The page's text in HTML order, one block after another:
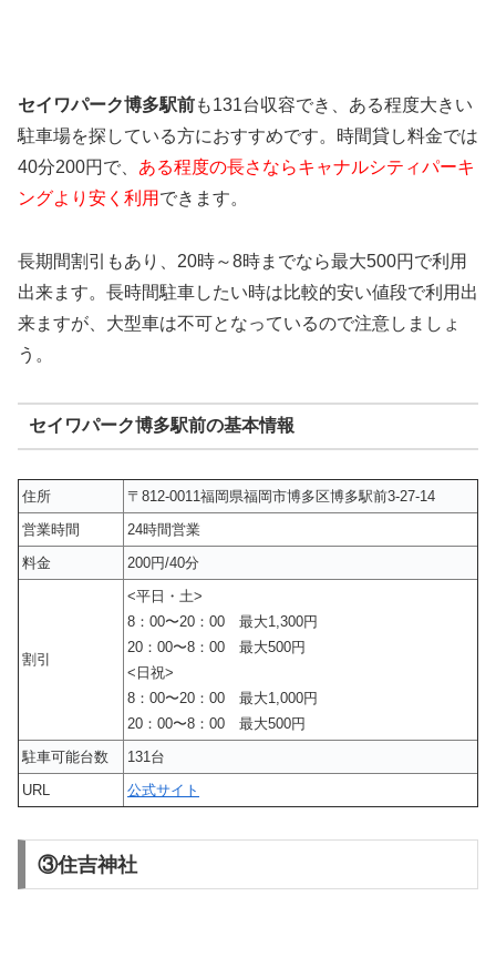
セイワパーク博多駅前も131台収容でき、ある程度大きい
駐車場を探している方におすすめです。時間貸し料金では
40分200円で、 ある程度の長さならキャナルシティパーキ
ングより安く利用 できます。
長期間割引もあり、20時～8時までなら最大500円で利用
出来ます。長時間駐車したい時は比較的安い値段で利用出
来ますが、大型車は不可となっているので注意しましょ
う。
セイワパーク博多駅前の基本情報
住所
〒812-0011福岡県福岡市博多区博多駅前3-27-14
営業時間
24時間営業
料金
200円/40分
割引
<平日・土>
8：00〜20：00 最大1,300円
20：00〜8：00 最大500円
<日祝>
8：00〜20：00 最大1,000円
20：00〜8：00 最大500円
駐車可能台数
131台
URL
公式サイト
③住吉神社